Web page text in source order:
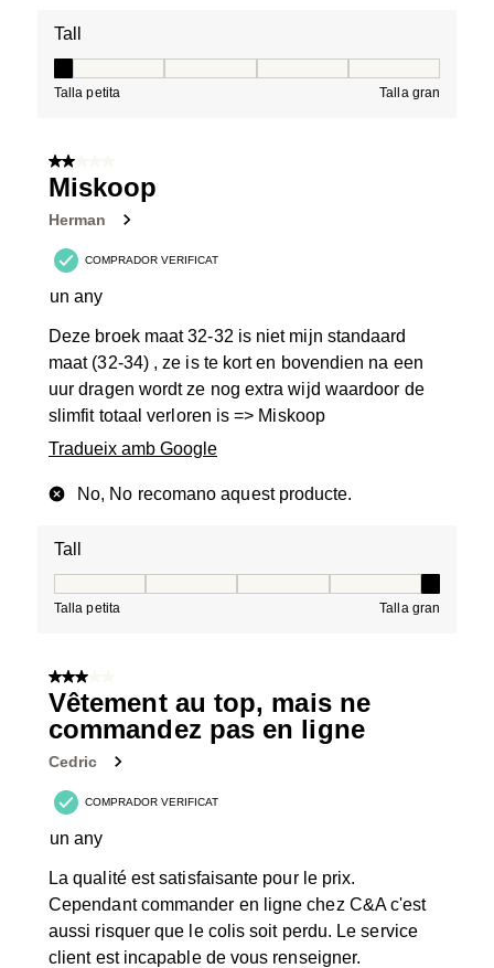
Tall
Talla petita Talla gran
2 de 5 estrelles.
Miskoop
Herman
COMPRADOR VERIFICAT
un any
Deze broek maat 32-32 is niet mijn standaard
maat (32-34) , ze is te kort en bovendien na een
uur dragen wordt ze nog extra wijd waardoor de
slimfit totaal verloren is => Miskoop
Tradueix amb Google
No, No recomano aquest producte.
Tall
Talla petita Talla gran
3 de 5 estrelles.
Vêtement au top, mais ne
commandez pas en ligne
Cedric
COMPRADOR VERIFICAT
un any
La qualité est satisfaisante pour le prix.
Cependant commander en ligne chez C&A c'est
aussi risquer que le colis soit perdu. Le service
client est incapable de vous renseigner.